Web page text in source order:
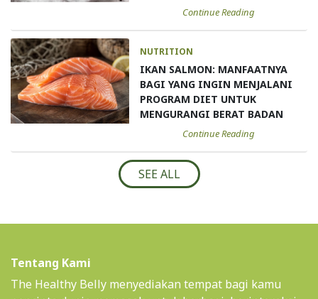
Continue Reading
NUTRITION
IKAN SALMON: MANFAATNYA
BAGI YANG INGIN MENJALANI
PROGRAM DIET UNTUK
MENGURANGI BERAT BADAN
Continue Reading
SEE ALL
Tentang Kami
The Healthy Belly menyediakan tempat bagi kamu